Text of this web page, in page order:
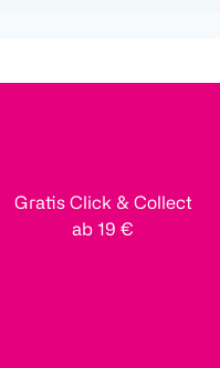
Gratis Click & Collect
ab 19 €